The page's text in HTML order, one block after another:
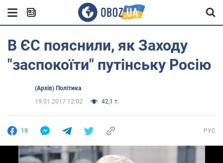
В ЄС пояснили, як Заходу
"заспокоїти" путінську Росію
(Архів) Політика
19.01.2017 12:02
42,1 т.
19 РУС